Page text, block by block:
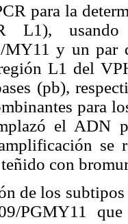
para la
L1),
MY11 y un par
L1 del
(pb),
para
el ADN
se
con
de los
PGMY11